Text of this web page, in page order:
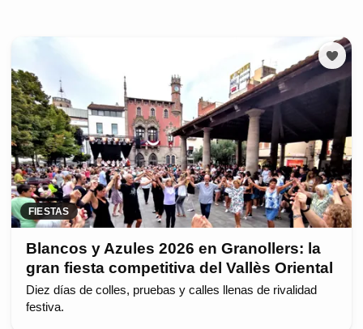
FIESTAS
Blancos y Azules 2026 en Granollers: la
gran fiesta competitiva del Vallès Oriental
Diez días de colles, pruebas y calles llenas de rivalidad
festiva.